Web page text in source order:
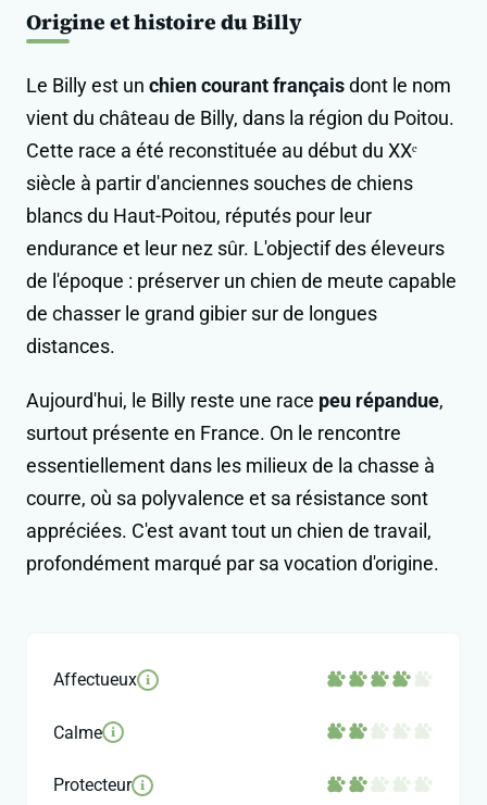
Origine et histoire du Billy
Le Billy est un chien courant françaisdont le nom
vient du château de Billy, dans la région du Poitou.
Cette race a été reconstituée au début du XXᵉ
siècle à partir d'anciennes souches de chiens
blancs du Haut-Poitou, réputés pour leur
endurance et leur nez sûr. L'objectif des éleveurs
de l'époque : préserver un chien de meute capable
de chasser le grand gibier sur de longues
distances.
Aujourd'hui, le Billy reste une race peu répandue,
surtout présente en France. On le rencontre
essentiellement dans les milieux de la chasse à
courre, où sa polyvalence et sa résistance sont
appréciées. C'est avant tout un chien de travail,
profondément marqué par sa vocation d'origine.
Affectueux i
Calme i
Protecteur i